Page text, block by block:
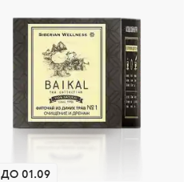
ДО 01.09